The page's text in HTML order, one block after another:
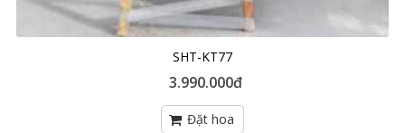
SHT-KT77
3.990.000đ